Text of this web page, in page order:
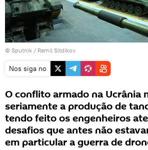
© Sputnik / Ramil Sitdikov
Nos siga no
O conflito armado na Ucrânia
seriamente a produção de
tendo feito os engenheiros
desafios que antes não
em particular a guerra de